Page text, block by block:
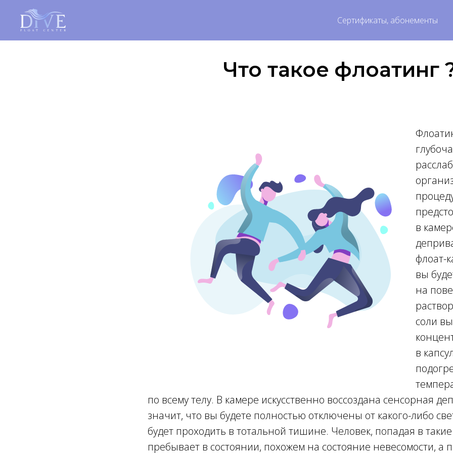
Сертификаты, абонементы
Что такое флоатинг
в
флоат-
вы
на
соли
в
по всему телу. В камере искусственно воссоздана сенсорная
значит, что вы будете полностью отключены от какого-либо
будет проходить в тотальной тишине. Человек, попадая в
пребывает в состоянии, похожем на состояние невесомости, а